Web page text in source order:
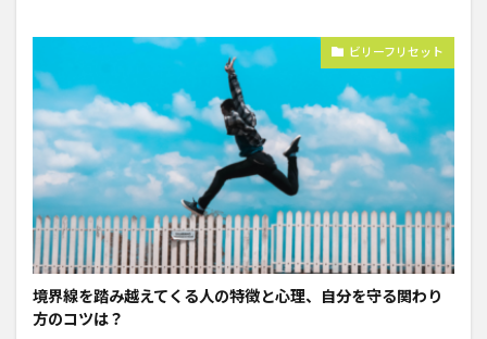
ビリーフリセット
境界線を踏み越えてくる人の特徴と心理、自分を守る関わり
方のコツは？